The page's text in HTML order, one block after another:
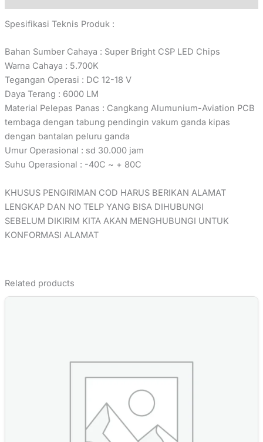
Spesifikasi Teknis Produk :
Bahan Sumber Cahaya : Super Bright CSP LED Chips
Warna Cahaya : 5.700K
Tegangan Operasi : DC 12-18 V
Daya Terang : 6000 LM
Material Pelepas Panas : Cangkang Alumunium-Aviation PCB
tembaga dengan tabung pendingin vakum ganda kipas
dengan bantalan peluru ganda
Umur Operasional : sd 30.000 jam
Suhu Operasional : -40C ~ + 80C
KHUSUS PENGIRIMAN COD HARUS BERIKAN ALAMAT
LENGKAP DAN NO TELP YANG BISA DIHUBUNGI
SEBELUM DIKIRIM KITA AKAN MENGHUBUNGI UNTUK
KONFORMASI ALAMAT
Related products